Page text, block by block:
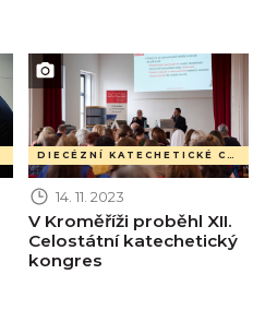
Obrázek novinky
14. 11. 2023
V Kroměříži proběhl XII.
Celostátní katechetický
kongres